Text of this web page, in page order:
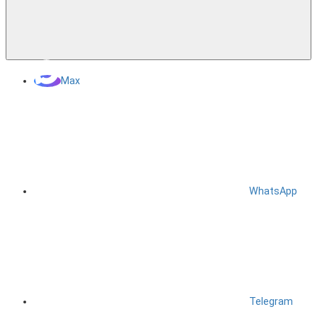
Max
WhatsApp
Telegram